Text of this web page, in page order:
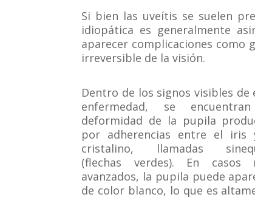
Si bien las uveítis se suelen
idiopática es generalmente
aparecer complicaciones como
irreversible de la visión.
Dentro de los signos visibles de
enfermedad, se
deformidad de la pupila
por adherencias entre el iris
cristalino, llamadas
(flechas verdes). En casos
avanzados, la pupila puede
de color blanco, lo que es